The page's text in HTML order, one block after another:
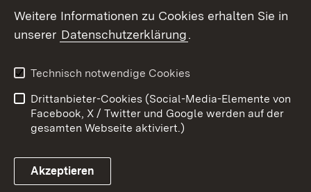
Link zum Landesportal
Kontakt
Datenschutz
Barrierefreiheit
Impressum Cookies
Weitere Informationen zu Cookies erhalten Sie in
unserer Datenschutzerklärung.
Technisch notwendige Cookies
Drittanbieter-Cookies (Social-Media-Elemente von
Facebook, X / Twitter und Google werden auf der
gesamten Webseite aktiviert.)
Akzeptieren